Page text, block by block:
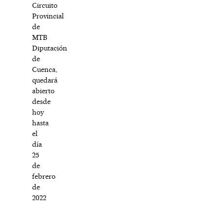
Circuito
Provincial
de
MTB
Diputación
de
Cuenca,
quedará
abierto
desde
hoy
hasta
el
día
25
de
febrero
de
2022